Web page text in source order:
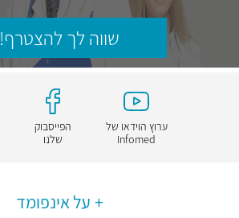
שווה לך להצטרף!
ערוץ הוידאו של
Infomed
הפייסבוק
שלנו
על אינפומד